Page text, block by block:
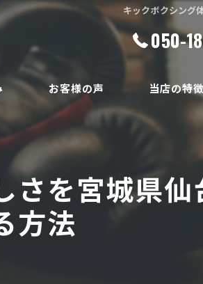
キックボクシング
050-
お客様の声 当店の特徴
ダイエット
ボディメイク
を宮城県
方法